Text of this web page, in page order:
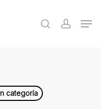
search
categoría